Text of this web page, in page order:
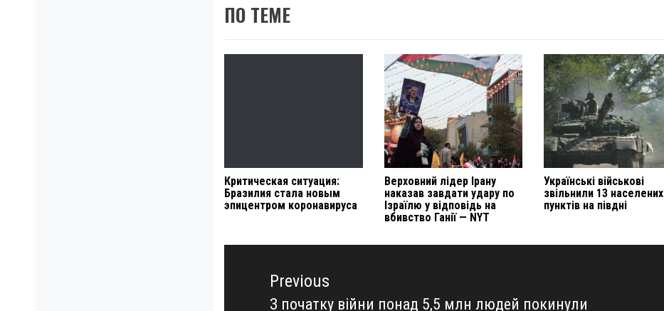
ПО ТЕМЕ
Критическая ситуация:
Бразилия стала новым
эпицентром коронавируса
Верховний лідер Ірану
наказав завдати удару по
Ізраїлю у відповідь на
вбивство Ганії — NYT
Українські військові
звільнили 13 населених
пунктів на півдні
Навигация
записямPrevious
З початку війни понад 5,5 млн людей покинули